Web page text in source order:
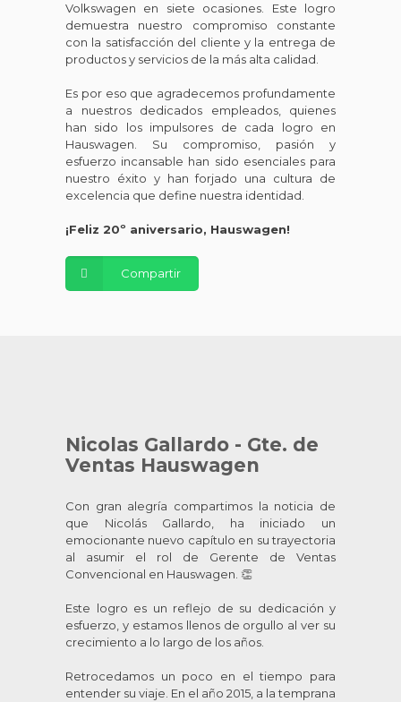
Volkswagen en siete ocasiones. Este logro
demuestra nuestro compromiso constante
con la satisfacción del cliente y la entrega de
productos y servicios de la más alta calidad.
Es por eso que agradecemos profundamente
a nuestros dedicados empleados, quienes
han sido los impulsores de cada logro en
Hauswagen. Su compromiso, pasión y
esfuerzo incansable han sido esenciales para
nuestro éxito y han forjado una cultura de
excelencia que define nuestra identidad.
¡Feliz 20º aniversario, Hauswagen!
Compartir
Nicolas Gallardo - Gte. de
Ventas Hauswagen
Con gran alegría compartimos la noticia de
que Nicolás Gallardo, ha iniciado un
emocionante nuevo capítulo en su trayectoria
al asumir el rol de Gerente de Ventas
Convencional en Hauswagen. 👏
Este logro es un reflejo de su dedicación y
esfuerzo, y estamos llenos de orgullo al ver su
crecimiento a lo largo de los años.
Retrocedamos un poco en el tiempo para
entender su viaje. En el año 2015, a la temprana